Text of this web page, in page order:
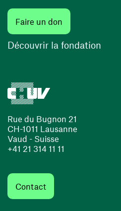
Rue du Bugnon 21
CH-1011 Lausanne
Vaud - Suisse
+41 21 314 11 11
Contact
Faire un don
Découvrir la fondation